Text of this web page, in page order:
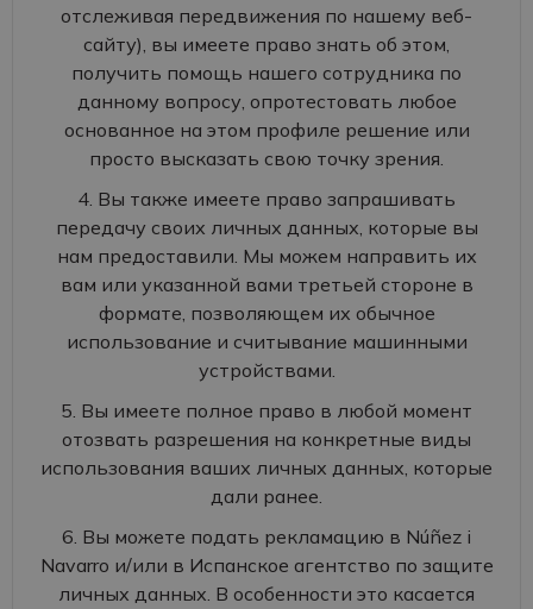
отслеживая передвижения по нашему веб-
сайту), вы имеете право знать об этом,
получить помощь нашего сотрудника по
данному вопросу, опротестовать любое
основанное на этом профиле решение или
просто высказать свою точку зрения.
4. Вы также имеете право запрашивать
передачу своих личных данных, которые вы
нам предоставили. Мы можем направить их
вам или указанной вами третьей стороне в
формате, позволяющем их обычное
использование и считывание машинными
устройствами.
5. Вы имеете полное право в любой момент
отозвать разрешения на конкретные виды
использования ваших личных данных, которые
дали ранее.
6. Вы можете подать рекламацию в Núñez i
Navarro и/или в Испанское агентство по защите
личных данных. В особенности это касается